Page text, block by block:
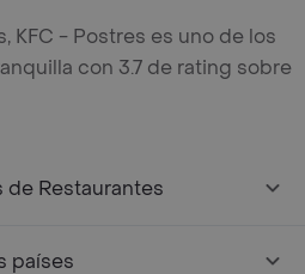
KFC - Postres es uno de los
con 3.7 de rating sobre
de Restaurantes
países